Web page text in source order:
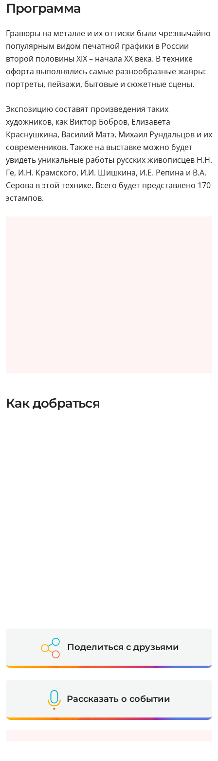
Программа
Гравюры на металле и их оттиски были чрезвычайно
популярным видом печатной графики в России
второй половины XIX – начала XX века. В технике
офорта выполнялись самые разнообразные жанры:
портреты, пейзажи, бытовые и сюжетные сцены.
Экспозицию составят произведения таких
художников, как Виктор Бобров, Елизавета
Краснушкина, Василий Матэ, Михаил Рундальцов и их
современников. Также на выставке можно будет
увидеть уникальные работы русских живописцев Н.Н.
Ге, И.Н. Крамского, И.И. Шишкина, И.Е. Репина и В.А.
Серова в этой технике. Всего будет представлено 170
эстампов.
Как добраться
Поделиться с друзьями
Рассказать о событии